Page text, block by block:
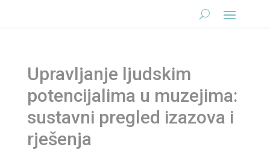
Upravljanje ljudskim
potencijalima u muzejima:
sustavni pregled izazova i
rješenja